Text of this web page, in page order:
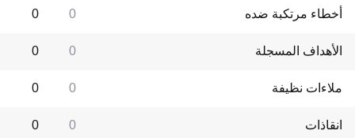
أخطاء مرتكبة ضده 0
0
الأهداف المسجلة 0
0
ملاءات نظيفة 0
0
انقاذات 0
0